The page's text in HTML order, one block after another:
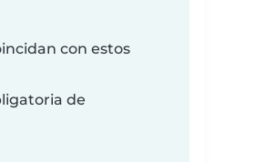
con estos
de